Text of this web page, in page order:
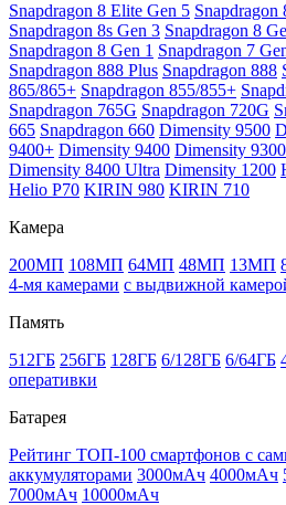
Snapdragon 8 Elite Gen 5 Snapdragon
Snapdragon 8s Gen 3 Snapdragon 8
Snapdragon 8 Gen 1 Snapdragon 7
Snapdragon 888 Plus Snapdragon 888
865/865+ Snapdragon 855/855+
Snapdragon 765G Snapdragon 720G
665 Snapdragon 660 Dimensity 9500
9400+ Dimensity 9400 Dimensity
Dimensity 8400 Ultra Dimensity 1200
Helio P70 KIRIN 980 KIRIN 710
Камера
200МП 108МП 64МП 48МП 13МП
4-мя камерами с выдвижной
Память
512ГБ 256ГБ 128ГБ 6/128ГБ 6/64ГБ
оперативки
Батарея
Рейтинг ТОП-100 смартфонов с
аккумуляторами 3000мАч 4000мАч
7000мАч 10000мАч